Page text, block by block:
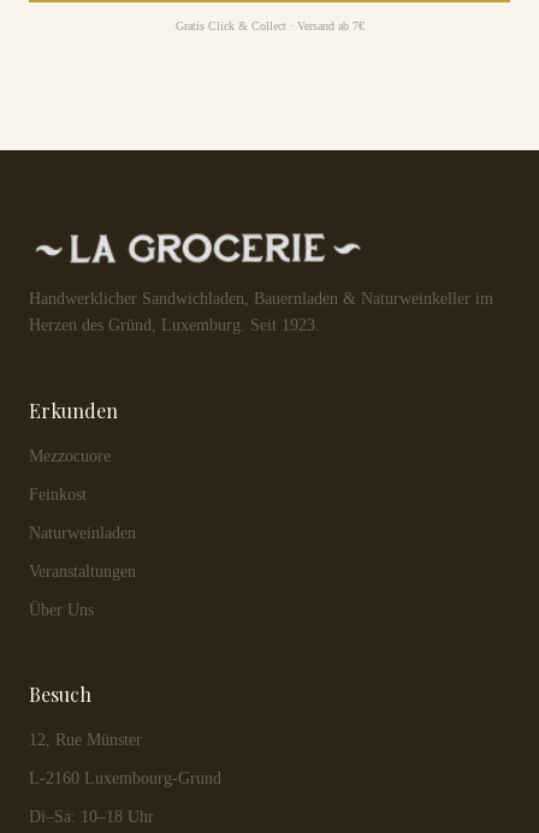
Gratis Click & Collect · Versand ab 7€
Handwerklicher Sandwichladen, Bauernladen & Naturweinkeller im
Herzen des Gründ, Luxemburg. Seit 1923.
Erkunden
Mezzocuore
Feinkost
Naturweinladen
Veranstaltungen
Über Uns
Besuch
12, Rue Münster
L-2160 Luxembourg-Grund
Di–Sa: 10–18 Uhr